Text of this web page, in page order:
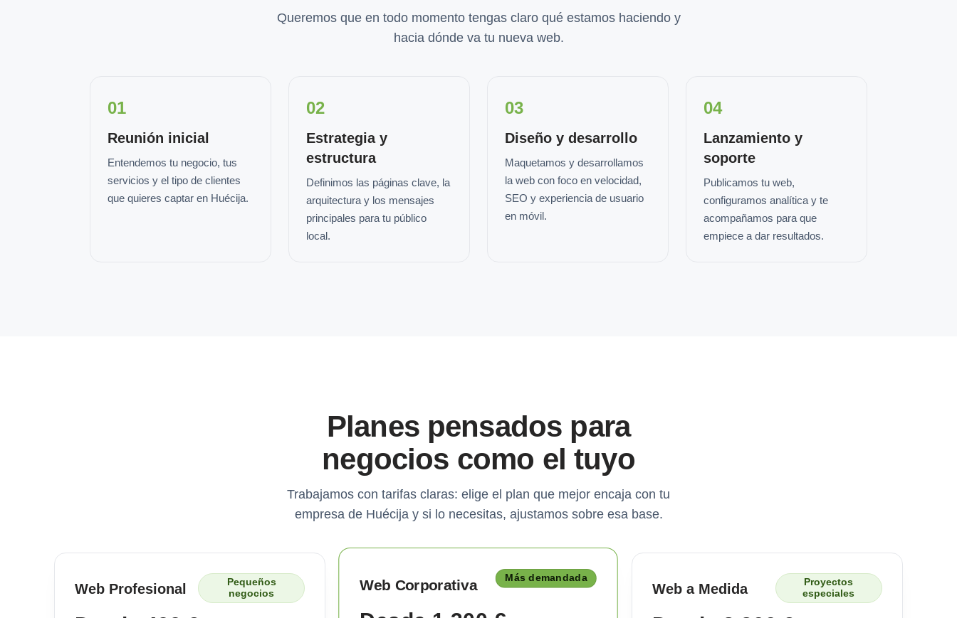
Queremos que en todo momento tengas claro qué estamos haciendo y
hacia dónde va tu nueva web.
01
Reunión inicial
Entendemos tu negocio, tus
servicios y el tipo de clientes
que quieres captar en Huécija.
02
Estrategia y
estructura
Definimos las páginas clave, la
arquitectura y los mensajes
principales para tu público
local.
03
Diseño y desarrollo
Maquetamos y desarrollamos
la web con foco en velocidad,
SEO y experiencia de usuario
en móvil.
04
Lanzamiento y
soporte
Publicamos tu web,
configuramos analítica y te
acompañamos para que
empiece a dar resultados.
Planes pensados para
negocios como el tuyo
Trabajamos con tarifas claras: elige el plan que mejor encaja con tu
empresa de Huécija y si lo necesitas, ajustamos sobre esa base.
Web Profesional
Pequeños
negocios
Web Corporativa Más demandada
Web a Medida
Proyectos
especiales